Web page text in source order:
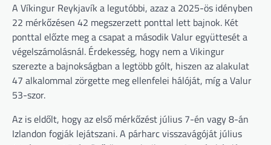
A Víkingur Reykjavík a legutóbbi, azaz a 2025-ös idényben
22 mérkőzésen 42 megszerzett ponttal lett bajnok. Két
ponttal előzte meg a csapat a második Valur együttesét a
végelszámolásnál. Érdekesség, hogy nem a Vikingur
szerezte a bajnokságban a legtöbb gólt, hiszen az alakulat
47 alkalommal zörgette meg ellenfelei hálóját, míg a Valur
53-szor.
Az is eldőlt, hogy az első mérkőzést július 7-én vagy 8-án
Izlandon fogják lejátszani. A párharc visszavágóját július